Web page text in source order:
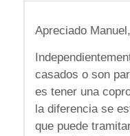
Apreciado Manuel,
casados o son
es tener una
la diferencia se
que puede